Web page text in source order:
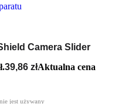
Camera Slider
39,86 złAktualna cena